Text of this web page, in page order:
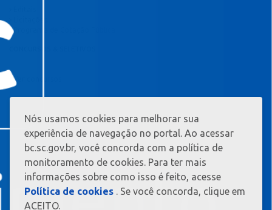
Programa de Cotação Pública
Ver concursos
INFORMAÇ?
Nós usamos cookies para melhorar sua
experiência de navegação no portal. Ao acessar
bc.sc.gov.br, você concorda com a política de
monitoramento de cookies. Para ter mais
informações sobre como isso é feito, acesse
Política de cookies . Se você concorda, clique em
ACEITO.